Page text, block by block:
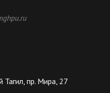
Тагил, пр. Мира, 27